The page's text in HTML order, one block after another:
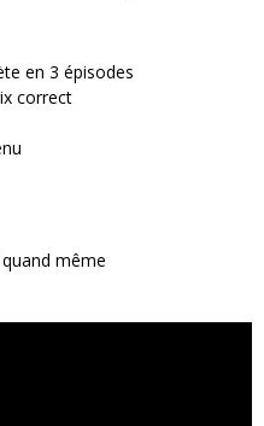
en 3 épisodes
correct
même